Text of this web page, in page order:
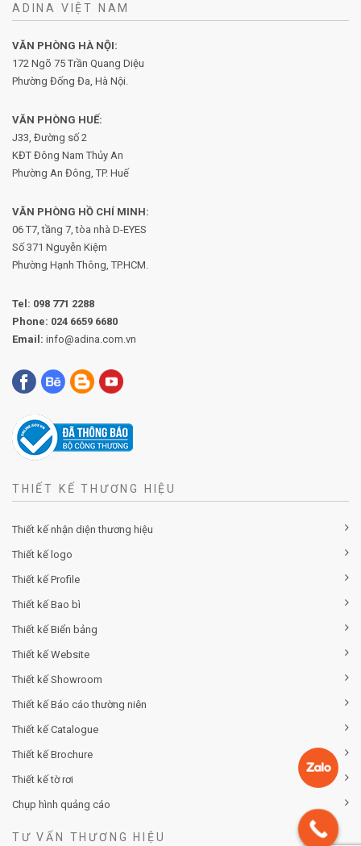
ADINA VIỆT NAM
VĂN PHÒNG HÀ NỘI:
172 Ngõ 75 Trần Quang Diệu
Phường Đống Đa, Hà Nội.
VĂN PHÒNG HUẾ:
J33, Đường số 2
KĐT Đông Nam Thủy An
Phường An Đông, TP. Huế
VĂN PHÒNG HỒ CHÍ MINH:
06 T7, tầng 7, tòa nhà D-EYES
Số 371 Nguyễn Kiệm
Phường Hạnh Thông, TP.HCM.
Tel: 098 771 2288
Phone: 024 6659 6680
Email: info@adina.com.vn
THIẾT KẾ THƯƠNG HIỆU
Thiết kế nhận diện thương hiệu
Thiết kế logo
Thiết kế Profile
Thiết kế Bao bì
Thiết kế Biển bảng
Thiết kế Website
Thiết kế Showroom
Thiết kế Báo cáo thường niên
Thiết kế Catalogue
Thiết kế Brochure
Thiết kế tờ rơi
Chụp hình quảng cáo
TƯ VẤN THƯƠNG HIỆU